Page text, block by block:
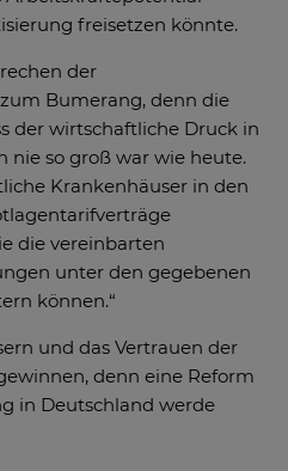
freisetzen könnte.
der
Bumerang, denn die
der wirtschaftliche Druck in
nie so groß war wie heute.
Krankenhäuser in den
die vereinbarten
unter den gegebenen
können.“
und das Vertrauen der
denn eine Reform
in Deutschland werde